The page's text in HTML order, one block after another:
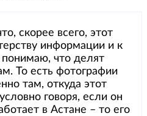
скорее всего, этот
информации и к
понимаю, что делят
То есть фотографии
там, откуда этот
говоря, если он
в Астане – то его